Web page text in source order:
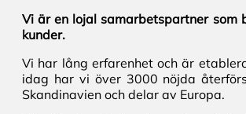
Vi är en lojal samarbetspartner som
kunder.
Vi har lång erfarenhet och är
idag har vi över 3000 nöjda
Skandinavien och delar av Europa.